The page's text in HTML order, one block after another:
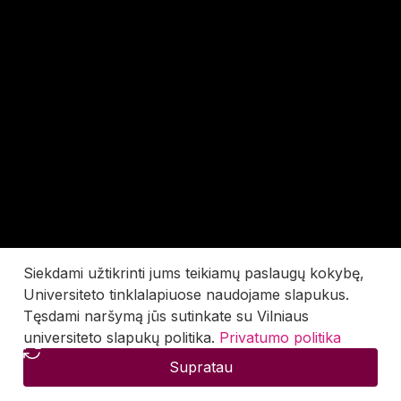
Siekdami užtikrinti jums teikiamų paslaugų kokybę,
Universiteto tinklalapiuose naudojame slapukus.
Tęsdami naršymą jūs sutinkate su Vilniaus
universiteto slapukų politika. Privatumo politika
Supratau